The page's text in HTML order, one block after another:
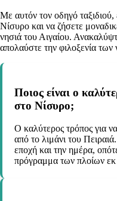
Με αυτόν τον οδηγό ταξιδιού,
Νίσυρο και να ζήσετε
νησιά του Αιγαίου.
απολαύστε την φιλοξενία των
Ποιος είναι ο
στο Νίσυρο;
Ο καλύτερος τρόπος για
από το λιμάνι του
εποχή και την ημέρα,
πρόγραμμα των πλοίων